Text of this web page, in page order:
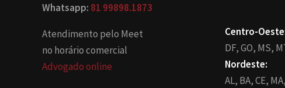
Whatsapp: 81 99898.1873
Atendimento pelo Meet
no horário comercial
Advogado online
Centro-
DF,GO, MS,
Nordeste:
AL, BA,CE, MA,